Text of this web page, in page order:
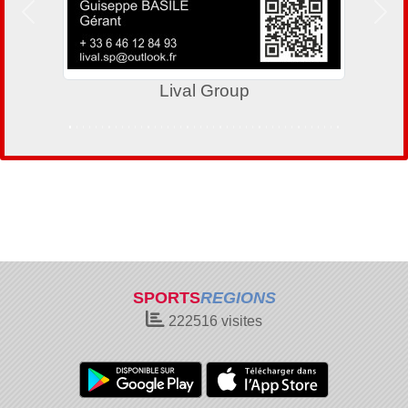
Lival Group
Précedent
SPORTSREGIONS
222516 visites